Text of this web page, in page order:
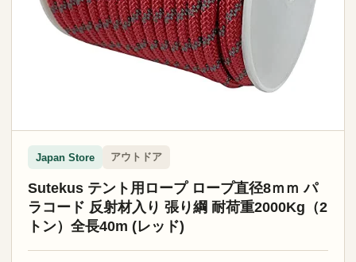
Japan Store アウトドア
Sutekus テント用ロープ ロープ直径8ｍｍ パ
ラコード 反射材入り 張り綱 耐荷重2000Kg（2
トン）全長40m (レッド)